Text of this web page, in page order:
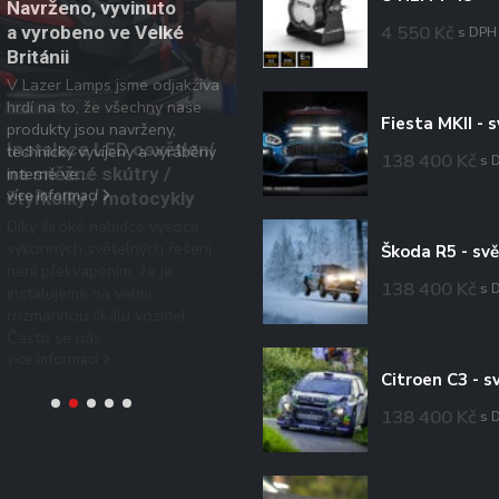
Navrženo, vyvinuto
a vyrobeno ve Velké
Británii
V Lazer Lamps jsme odjakživa
hrdí na to, že všechny naše
produkty jsou navrženy,
technicky vyvíjeny a vyráběny
interně ve...
více informací
Lis
lumenů
Nákup kvalitních doplňkových
světel je poměrně významná
investice, a stejně jako u
kde zvažujete vydání těžce
vydělaných peněz, chcete...
více informací
4 550 Kč s DPH
138 400 Kč s
138 400 Kč s
138 400 Kč s